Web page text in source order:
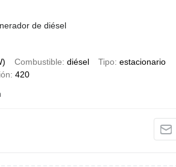
de diésel
Combustible diésel Tipo estacionario
420